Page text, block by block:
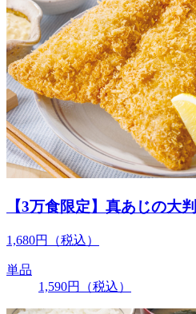
【3万食限定】真あじの大
1,680円 （税込）
単品
1,590円 （税込）